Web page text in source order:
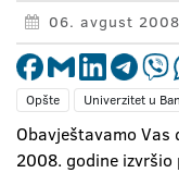
06. avgust
Opšte Univerzitet u
Obavještavamo Vas
2008. godine